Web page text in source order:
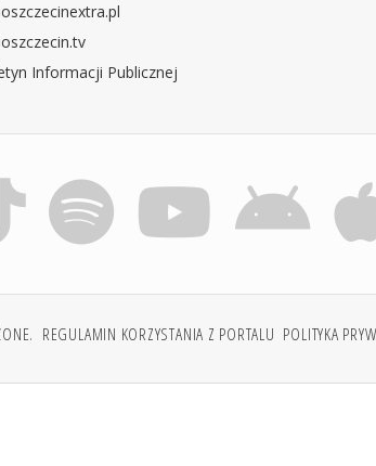
Informacji Publicznej
REGULAMIN KORZYSTANIA Z PORTALU POLITYKA